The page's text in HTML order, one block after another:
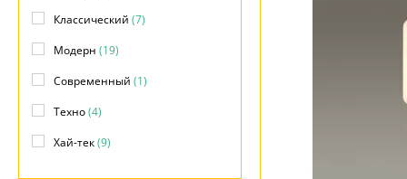
Классический (7)
Модерн (19)
Современный (1)
Техно(4)
Хай-тек(9)